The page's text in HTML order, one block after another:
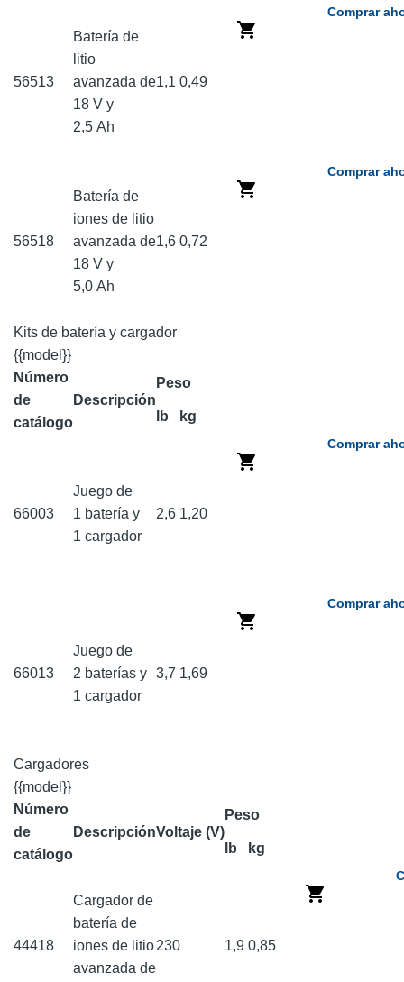
56513
Batería de
litio
avanzada de
18 V y
2,5 Ah
1,1 0,49
Comprar
56518
Batería de
iones de litio
avanzada de
18 V y
5,0 Ah
1,6 0,72
Comprar
Kits de batería y cargador
{{model}}
Número
de
catálogo
Descripción
Peso
lb kg
66003
Juego de
1 batería y
1 cargador
2,6 1,20
Comprar
66013
Juego de
2 baterías y
1 cargador
3,7 1,69
Comprar
Cargadores
{{model}}
Número
de
catálogo
DescripciónVoltaje (V)
Peso
lb kg
44418
Cargador de
batería de
iones de litio
avanzada de
230 1,9 0,85